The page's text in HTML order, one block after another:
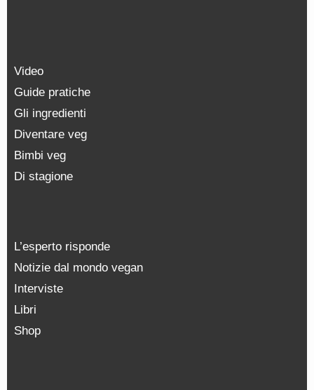
Video
Guide pratiche
Gli ingredienti
Diventare veg
Bimbi veg
Di stagione
L’esperto risponde
Notizie dal mondo vegan
Interviste
Libri
Shop